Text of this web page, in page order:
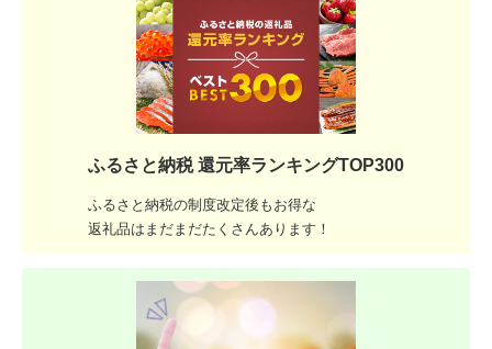
ふるさと納税 還元率ランキングTOP300
ふるさと納税の制度改定後もお得な
返礼品はまだまだたくさんあります！